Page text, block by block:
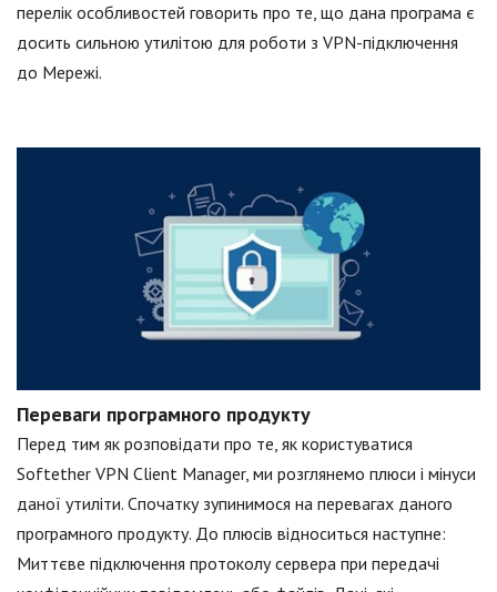
перелік особливостей говорить про те, що дана програма є
досить сильною утилітою для роботи з VPN-підключення
до Мережі.
Переваги програмного продукту
Перед тим як розповідати про те, як користуватися
Softether VPN Client Manager, ми розглянемо плюси і мінуси
даної утиліти. Спочатку зупинимося на перевагах даного
програмного продукту. До плюсів відноситься наступне:
Миттєве підключення протоколу сервера при передачі